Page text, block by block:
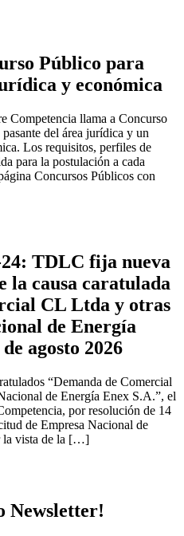
Público para
y económica
Competencia llama a Concurso
del área jurídica y un
Los requisitos, perfiles de
para la postulación a cada
Concursos Públicos con
24: TDLC fija nueva
la causa caratulada
CL Ltda y otras
de Energía
agosto 2026
“Demanda de Comercial
de Energía Enex S.A.”, el
por resolución de 14
de Empresa Nacional de
la vista de la […]
Newsletter!